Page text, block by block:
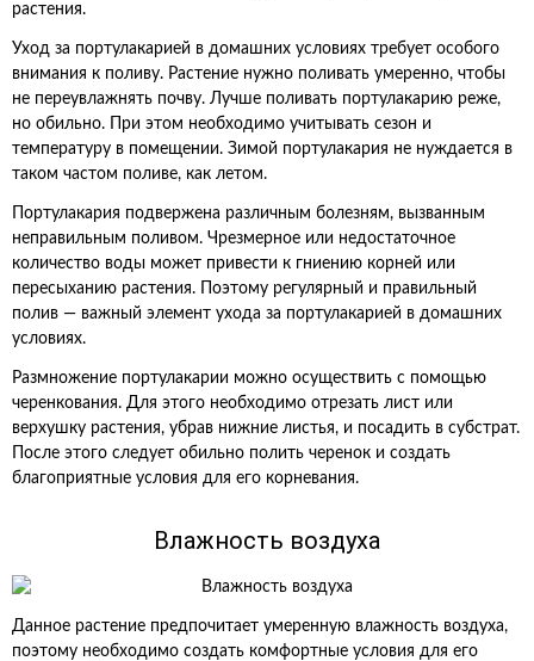
растения.
Уход за портулакарией в домашних условиях требует особого
внимания к поливу. Растение нужно поливать умеренно, чтобы
не переувлажнять почву. Лучше поливать портулакарию реже,
но обильно. При этом необходимо учитывать сезон и
температуру в помещении. Зимой портулакария не нуждается в
таком частом поливе, как летом.
Портулакария подвержена различным болезням, вызванным
неправильным поливом. Чрезмерное или недостаточное
количество воды может привести к гниению корней или
пересыханию растения. Поэтому регулярный и правильный
полив — важный элемент ухода за портулакарией в домашних
условиях.
Размножение портулакарии можно осуществить с помощью
черенкования. Для этого необходимо отрезать лист или
верхушку растения, убрав нижние листья, и посадить в субстрат.
После этого следует обильно полить черенок и создать
благоприятные условия для его корневания.
Влажность воздуха
Данное растение предпочитает умеренную влажность воздуха,
поэтому необходимо создать комфортные условия для его